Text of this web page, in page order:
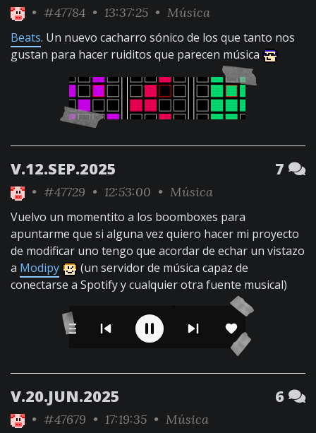
• #47784 • 13:37:25 • Música
Beats. Un nuevo cacharro sónico de los que tanto nos
gustan para hacer ruiditos que parecen música
V.12.SEP.2025 7
• #47729 • 12:53:00 • Música
Vuelvo un momentito a los boomboxes para
apuntarme que si alguna vez quiero hacer mi proyecto
de modificar uno tengo que acordar de echar un vistazo
a Modipy
(un servidor de música capaz de
conectarse a Spotify y cualquier otra fuente musical)
V.20.JUN.2025 6
• #47679 • 17:19:35 • Música